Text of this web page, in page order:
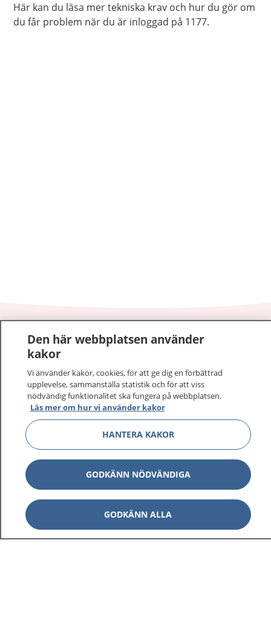
Här kan du läsa mer tekniska krav och hur du gör om
du får problem när du är inloggad på 1177.
1177–tryggt om din hälsa och vård
sjukdomar och vilka mottagningar du kan kontakta.
Logga in för att läsa din journal och göra dina
vårdärenden. Ring telefonnummer 1177 för
sjukvårdsrådgivning dygnet runt.
1177 ger dig råd när du vill må bättre.
1177 på flera språk Visa
Den här webbplatsen använder
kakor
Vi använder kakor, cookies, för att ge dig en förbättrad
upplevelse, sammanställa statistik och för att viss
nödvändig funktionalitet ska fungera på webbplatsen.
Läs mer om hur vi använder kakor
HANTERA KAKOR
GODKÄNN NÖDVÄNDIGA
GODKÄNN ALLA